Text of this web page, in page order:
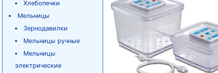
Хлебопечки
Мельницы
Зернодавилки
Мельницы ручные
Мельницы
электрические